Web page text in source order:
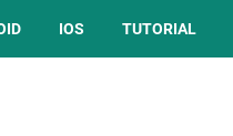
IOS TUTORIAL